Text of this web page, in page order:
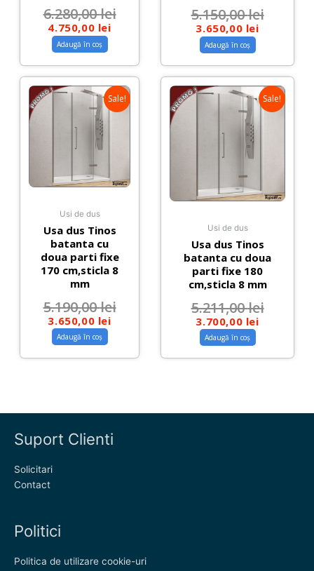
6.280,00lei
4.750,00 lei
Adaugă în coș
5.150,00lei
3.650,00 lei
Adaugă în coș
Sale!
Usi de dus
Usa dus Tinos
batanta cu
doua parti fixe
170 cm,sticla 8
mm
5.190,00lei
3.650,00 lei
Adaugă în coș
Sale!
Usi de dus
Usa dus Tinos
batanta cu doua
parti fixe 180
cm,sticla 8 mm
5.211,00lei
3.700,00 lei
Adaugă în coș
Suport Clienti
Solicitari
Contact
Politici
Politica de utilizare cookie-uri